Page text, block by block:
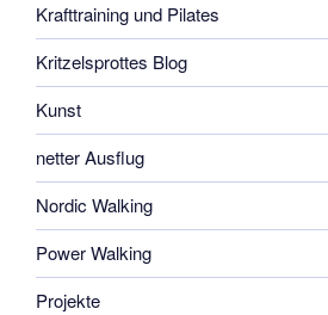
Krafttraining und Pilates
Kritzelsprottes Blog
Kunst
netter Ausflug
Nordic Walking
Power Walking
Projekte